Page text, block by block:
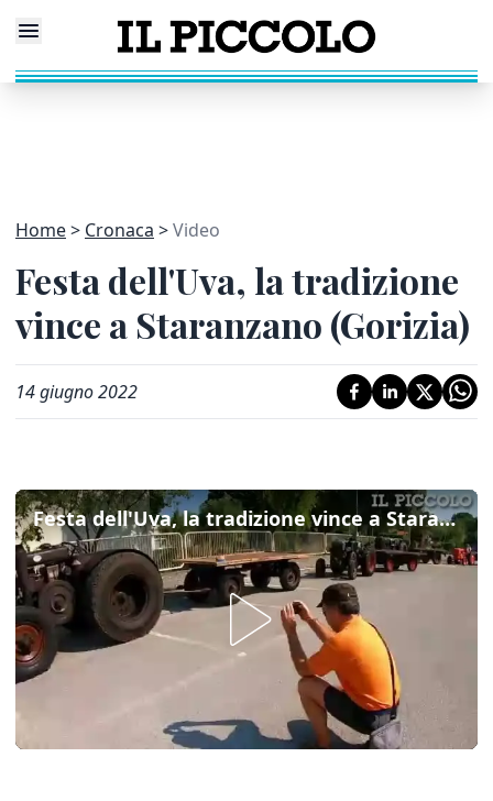
Home Cronaca Video
Festa dell'Uva, la tradizione
vince a Staranzano (Gorizia)
14 giugno 2022
Festa dell'Uva, la tradizione vince a Staranzano (Gorizia)